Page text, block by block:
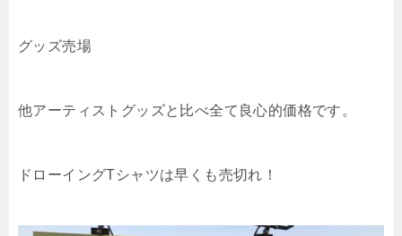
グッズ売場
他アーティストグッズと比べ全て良心的価格です。
ドローイングTシャツは早くも売切れ！